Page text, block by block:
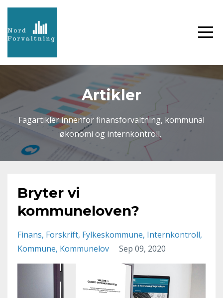
Artikler
Fagartikler innenfor finansforvaltning, kommunal
økonomi og internkontroll.
Bryter vi
kommuneloven?
Finans Forskrift Fylkeskommune Internkontroll
Kommune Kommunelov Sep 09, 2020